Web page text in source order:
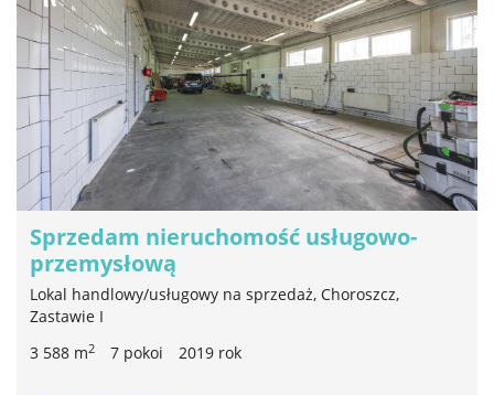
Sprzedam nieruchomość usługowo-
przemysłową
Lokal handlowy/usługowy na sprzedaż, Choroszcz,
Zastawie I
3 588 m2 7 pokoi 2019 rok